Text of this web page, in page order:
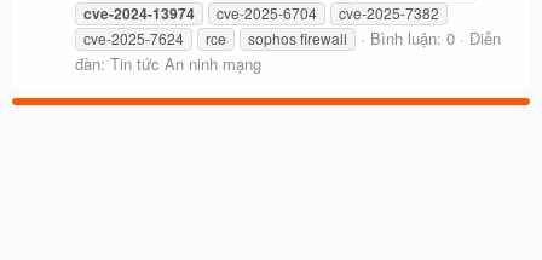
cve-2024-13974 cve-2025-6704
cve-2025-7382
cve-2025-7624
rce sophos firewall Bình luận: 0
Diễn
đàn: Tin tức An ninh mạng